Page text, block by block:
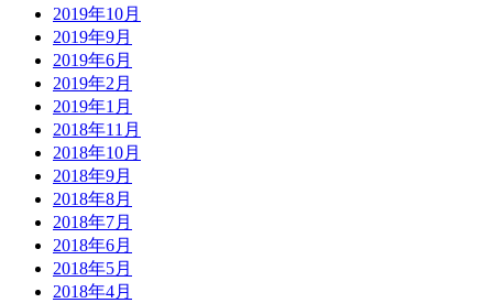
2019年10月
2019年9月
2019年6月
2019年2月
2019年1月
2018年11月
2018年10月
2018年9月
2018年8月
2018年7月
2018年6月
2018年5月
2018年4月